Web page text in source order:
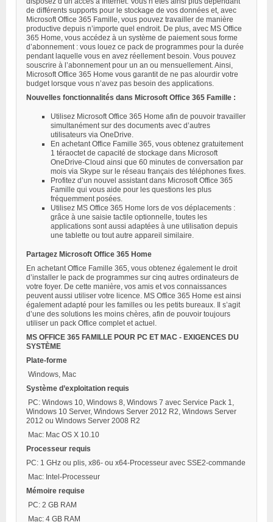
de différents supports pour le stockage de vos données et, avec
Microsoft Office 365 Famille, vous pouvez travailler de manière
productive depuis n’importe quel endroit. De plus, avec MS Office
365 Home, vous accédez à un système de paiement sous forme
d’abonnement : vous louez ce pack de programmes pour la durée
pendant laquelle vous en avez réellement besoin. Vous pouvez
souscrire à l’abonnement pour un an ou mensuellement. Ainsi,
Microsoft Office 365 Home vous garantit de ne pas alourdir votre
budget lorsque vous n’avez pas besoin des applications.
Nouvelles fonctionnalités dans Microsoft Office 365 Famille :
Utilisez Microsoft Office 365 Home afin de pouvoir travailler
simultanément sur des documents avec d’autres
utilisateurs via OneDrive.
En achetant Office Famille 365, vous obtenez gratuitement
1 téraoctet de capacité de stockage dans Microsoft
OneDrive-Cloud ainsi que 60 minutes de conversation par
mois via Skype sur le réseau français des téléphones fixes.
Profitez d’un nouvel assistant dans Microsoft Office 365
Famille qui vous aide pour les questions les plus
fréquemment posées.
Utilisez MS Office 365 Home lors de vos déplacements :
grâce à une saisie tactile optionnelle, toutes les
applications sont aussi adaptées à une utilisation depuis
une tablette ou tout autre appareil similaire.
Partagez Microsoft Office 365 Home
En achetant Office Famille 365, vous obtenez également le droit
d’installer le pack de programmes sur cinq autres ordinateurs de
votre foyer. De cette manière, vos amis et vos connaissances
peuvent aussi utiliser votre licence. MS Office 365 Home est ainsi
également adapté pour les familles ou les petits bureaux. Il s’agit
d’une des solutions les moins chères, afin de pouvoir toujours
utiliser un pack Office complet et actuel.
MS OFFICE 365 FAMILLE POUR PC ET MAC - EXIGENCES DU
SYSTÈME
Plate-forme
Windows, Mac
Système d’exploitation requis
PC: Windows 10, Windows 8, Windows 7 avec Service Pack 1,
Windows 10 Server, Windows Server 2012 R2, Windows Server
2012 ou Windows Server 2008 R2
Mac: Mac OS X 10.10
Processeur requis
PC: 1 GHz ou plis, x86- ou x64-Processeur avec SSE2-commande
Mac: Intel-Processeur
Mémoire requise
PC: 2 GB RAM
Mac: 4 GB RAM